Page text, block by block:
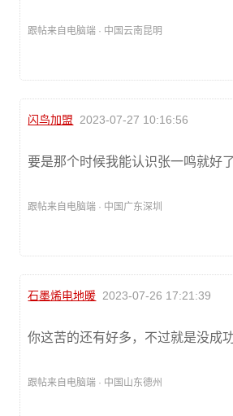
跟帖来自电脑端 · 中国云南昆明
闪鸟加盟 2023-07-27 10:16:56
要是那个时候我能认识张一鸣就好了
跟帖来自电脑端 · 中国广东深圳
石墨烯电地暖 2023-07-26 17:21:39
你这苦的还有好多，不过就是没成
跟帖来自电脑端 · 中国山东德州